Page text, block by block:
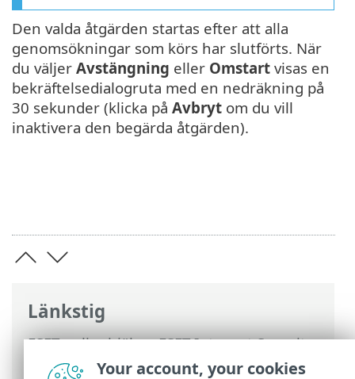
Länkstig
ESET onlinehjälp>ESET Internet Security
Arbeta med ESET Internet Security>
Den valda åtgärden startas efter att alla
genomsökningar som körs har slutförts. När
du väljer Avstängning eller Omstart visas en
bekräftelsedialogruta med en nedräkning på
30 sekunder (klicka på Avbryt om du vill
inaktivera den begärda åtgärden).
Your account, your cookies